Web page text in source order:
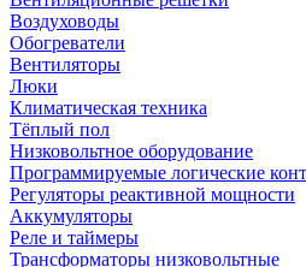
Воздуховоды
Обогреватели
Вентиляторы
Люки
Климатическая техника
Тёплый пол
Низковольтное оборудование
Программируемые логические
Регуляторы реактивной мощности
Аккумуляторы
Реле и таймеры
Трансформаторы низковольтные